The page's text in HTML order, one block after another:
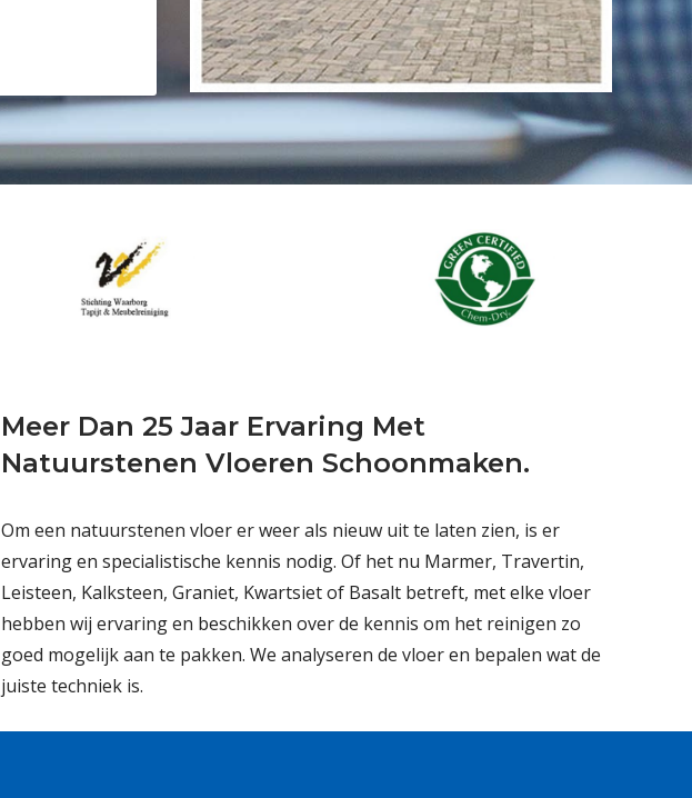
Meer Dan 25 Jaar Ervaring Met
Natuurstenen Vloeren Schoonmaken.
Om een natuurstenen vloer er weer als nieuw uit te laten zien, is er
ervaring en specialistische kennis nodig. Of het nu Marmer, Travertin,
Leisteen, Kalksteen, Graniet, Kwartsiet of Basalt betreft, met elke vloer
hebben wij ervaring en beschikken over de kennis om het reinigen zo
goed mogelijk aan te pakken. We analyseren de vloer en bepalen wat de
juiste techniek is.